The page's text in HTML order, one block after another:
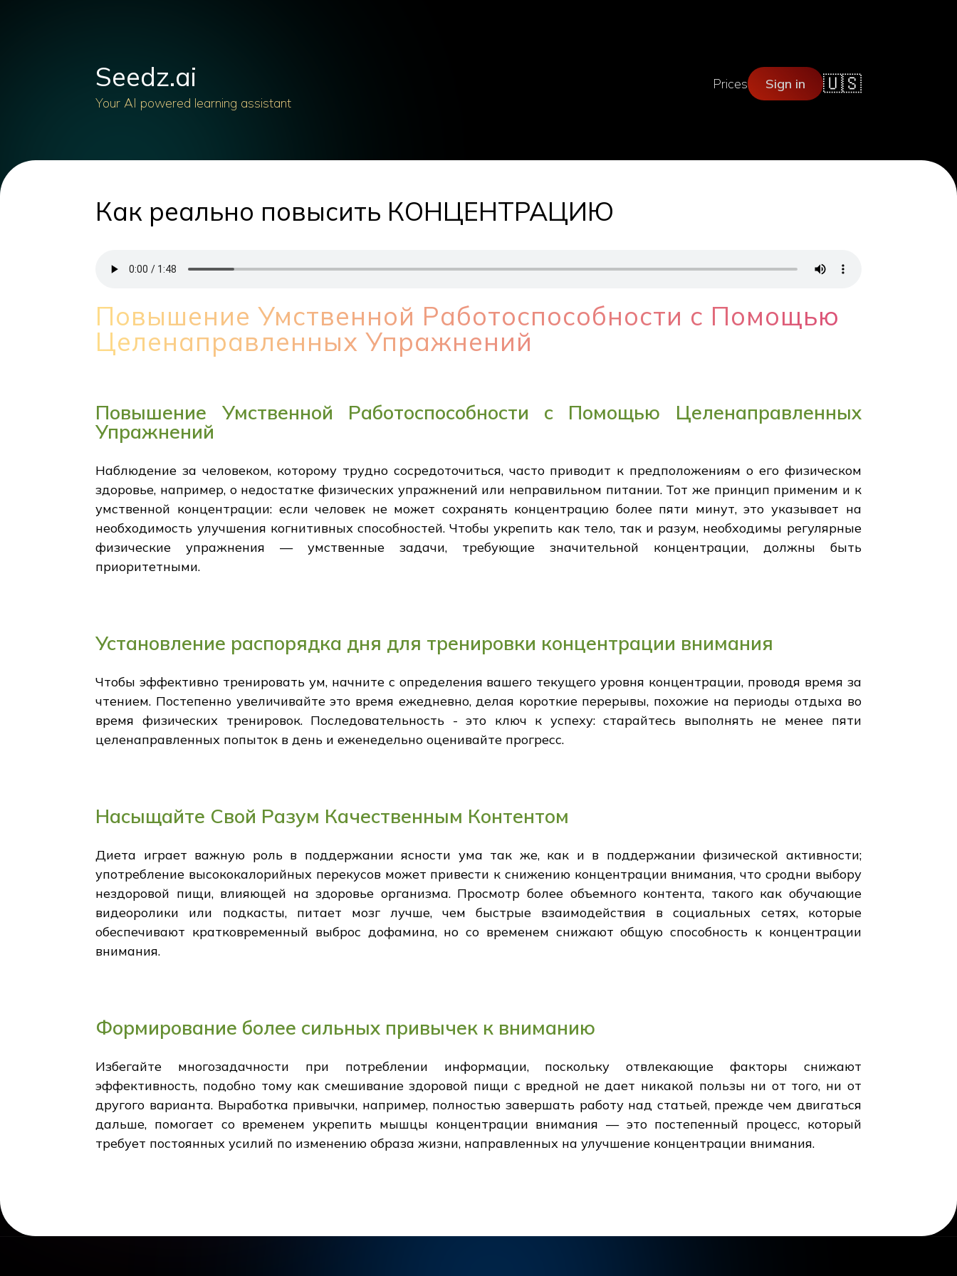
Seedz.ai
Your AI powered learning assistant
Prices Sign in 🇺🇸
Как реально повысить КОНЦЕНТРАЦИЮ
Повышение Умственной Работоспособности с Помощью
Целенаправленных Упражнений
Повышение Умственной Работоспособности с Помощью Целенаправленных
Упражнений
Наблюдение за человеком, которому трудно сосредоточиться, часто приводит к предположениям о его физическом
здоровье, например, о недостатке физических упражнений или неправильном питании. Тот же принцип применим и к
умственной концентрации: если человек не может сохранять концентрацию более пяти минут, это указывает на
необходимость улучшения когнитивных способностей. Чтобы укрепить как тело, так и разум, необходимы регулярные
физические упражнения — умственные задачи, требующие значительной концентрации, должны быть
приоритетными.
Установление распорядка дня для тренировки концентрации внимания
Чтобы эффективно тренировать ум, начните с определения вашего текущего уровня концентрации, проводя время за
чтением. Постепенно увеличивайте это время ежедневно, делая короткие перерывы, похожие на периоды отдыха во
время физических тренировок. Последовательность - это ключ к успеху: старайтесь выполнять не менее пяти
целенаправленных попыток в день и еженедельно оценивайте прогресс.
Насыщайте Свой Разум Качественным Контентом
Диета играет важную роль в поддержании ясности ума так же, как и в поддержании физической активности;
употребление высококалорийных перекусов может привести к снижению концентрации внимания, что сродни выбору
нездоровой пищи, влияющей на здоровье организма. Просмотр более объемного контента, такого как обучающие
видеоролики или подкасты, питает мозг лучше, чем быстрые взаимодействия в социальных сетях, которые
обеспечивают кратковременный выброс дофамина, но со временем снижают общую способность к концентрации
внимания.
Формирование более сильных привычек к вниманию
Избегайте многозадачности при потреблении информации, поскольку отвлекающие факторы снижают
эффективность, подобно тому как смешивание здоровой пищи с вредной не дает никакой пользы ни от того, ни от
другого варианта. Выработка привычки, например, полностью завершать работу над статьей, прежде чем двигаться
дальше, помогает со временем укрепить мышцы концентрации внимания — это постепенный процесс, который
требует постоянных усилий по изменению образа жизни, направленных на улучшение концентрации внимания.